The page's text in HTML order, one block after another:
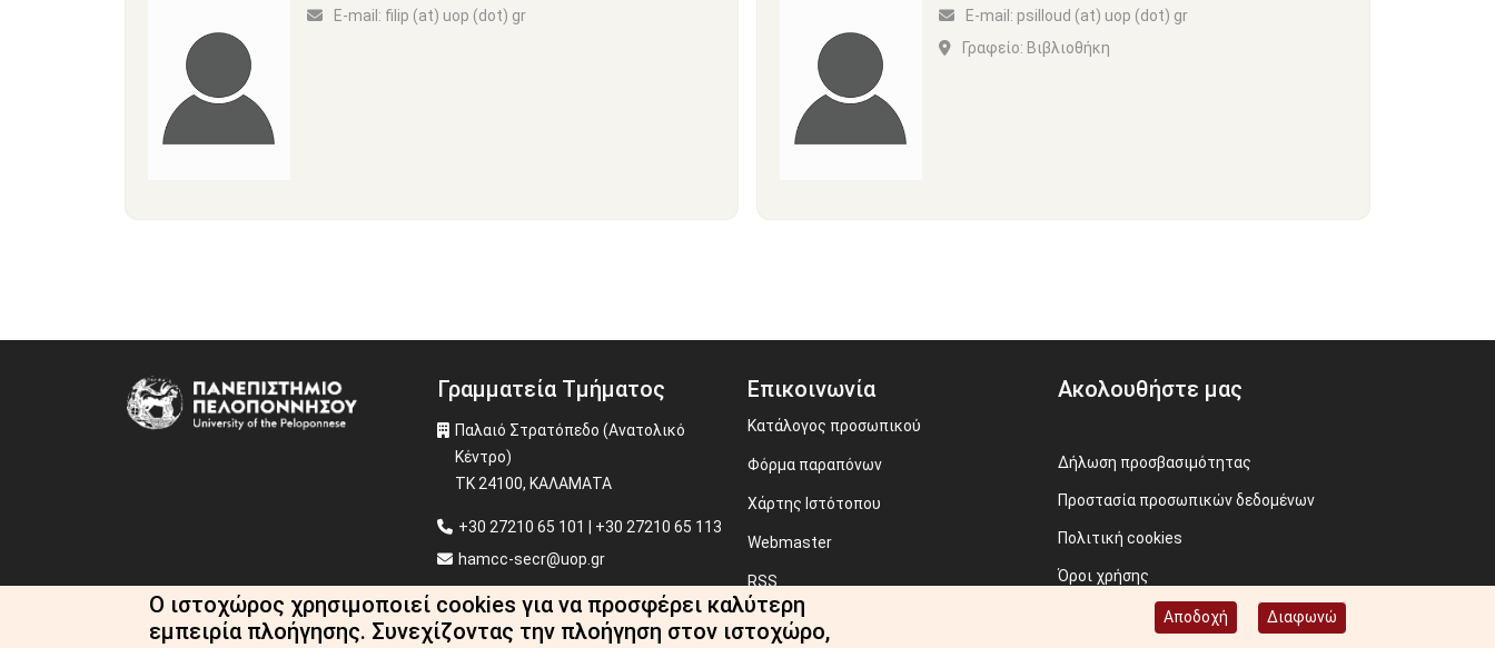
Ε-mail: filip (at) uop (dot) gr Ε-mail: psilloud (at) uop (dot) gr
Γραφείο: Βιβλιοθήκη
Image Γραμματεία Τμήματος
Παλαιό Στρατόπεδο (Ανατολικό
Κέντρο)
ΤΚ 24100, ΚΑΛΑΜΑΤΑ
+30 27210 65 101 | +30 27210 65 113
hamcc-secr@uop.gr
Επικοινωνία
Κατάλογος προσωπικού
Φόρμα παραπόνων
Χάρτης Ιστότοπου
Webmaster
RSS
Ακολουθήστε μας
Δήλωση προσβασιμότητας
Προστασία προσωπικών δεδομένων
Πολιτική cookies
Όροι χρήσης
Προηγούμενος ιστότοπος
Ο ιστοχώρος χρησιμοποιεί cookies για να προσφέρει καλύτερη
εμπειρία πλοήγησης. Συνεχίζοντας την πλοήγηση στον ιστοχώρο,
Αποδοχή Διαφωνώ